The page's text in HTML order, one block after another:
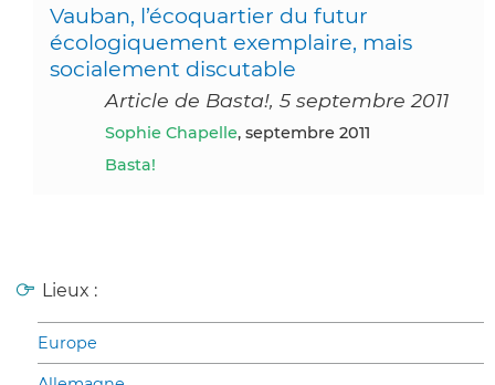
Vauban, l’écoquartier du futur
écologiquement exemplaire, mais
socialement discutable
Article de Basta!, 5 septembre 2011
Sophie Chapelle, septembre 2011
Basta!
Lieux :
Europe